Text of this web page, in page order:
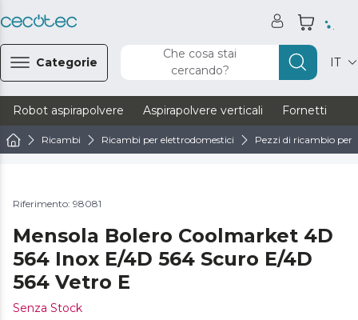
Categorie
Che cosa stai
cercando?
IT
Robot aspirapolvere Aspirapolvere verticali Fornetti
Ricambi Ricambi per elettrodomestici Pezzi di ricambio per
Riferimento: 98081
Mensola Bolero Coolmarket 4D
564 Inox E/4D 564 Scuro E/4D
564 Vetro E
Senza Stock